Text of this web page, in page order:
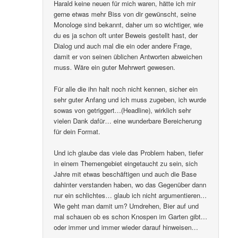
Harald keine neuen für mich waren, hätte ich mir
gerne etwas mehr Biss von dir gewünscht, seine
Monologe sind bekannt, daher um so wichtiger, wie
du es ja schon oft unter Beweis gestellt hast, der
Dialog und auch mal die ein oder andere Frage,
damit er von seinen üblichen Antworten abweichen
muss. Wäre ein guter Mehrwert gewesen.
Für alle die ihn halt noch nicht kennen, sicher ein
sehr guter Anfang und ich muss zugeben, ich wurde
sowas von getriggert…(Headline), wirklich sehr
vielen Dank dafür… eine wunderbare Bereicherung
für dein Format.
Und ich glaube das viele das Problem haben, tiefer
in einem Themengebiet eingetaucht zu sein, sich
Jahre mit etwas beschäftigen und auch die Base
dahinter verstanden haben, wo das Gegenüber dann
nur ein schlichtes… glaub ich nicht argumentieren…
Wie geht man damit um? Umdrehen, Bier auf und
mal schauen ob es schon Knospen im Garten gibt…
oder immer und immer wieder darauf hinweisen…